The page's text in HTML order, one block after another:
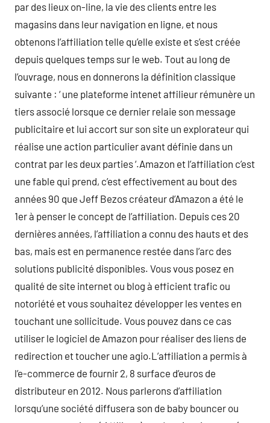
par des lieux on-line, la vie des clients entre les
magasins dans leur navigation en ligne, et nous
obtenons l’affiliation telle qu’elle existe et s’est créée
depuis quelques temps sur le web. Tout au long de
l’ouvrage, nous en donnerons la définition classique
suivante : ‘ une plateforme intenet affilieur rémunère un
tiers associé lorsque ce dernier relaie son message
publicitaire et lui accort sur son site un explorateur qui
réalise une action particulier avant définie dans un
contrat par les deux parties ‘.Amazon et l’affiliation c’est
une fable qui prend, c’est effectivement au bout des
années 90 que Jeff Bezos créateur d’Amazon a été le
1er à penser le concept de l’affiliation. Depuis ces 20
dernières années, l’affiliation a connu des hauts et des
bas, mais est en permanence restée dans l’arc des
solutions publicité disponibles. Vous vous posez en
qualité de site internet ou blog à efficient trafic ou
notoriété et vous souhaitez développer les ventes en
touchant une sollicitude. Vous pouvez dans ce cas
utiliser le logiciel de Amazon pour réaliser des liens de
redirection et toucher une agio.L’affiliation a permis à
l’e-commerce de fournir 2, 8 surface d’euros de
distributeur en 2012. Nous parlerons d’affiliation
lorsqu’une société diffusera son de baby bouncer ou